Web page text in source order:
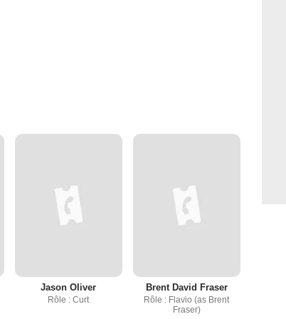
Jason Oliver
Rôle : Curt
Brent David Fraser
Rôle : Flavio (as Brent
Fraser)